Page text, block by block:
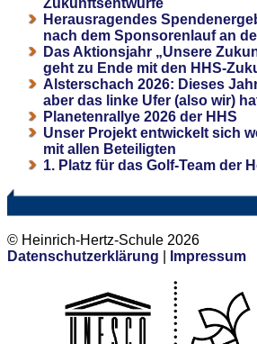
Herausragendes
nach dem Sponsorenlauf an
Das Aktionsjahr „Unsere
geht zu Ende mit den HHS-
Alsterschach 2026: Dieses
aber das linke Ufer (also wir)
Planetenrallye 2026 der HHS
Unser Projekt entwickelt sich
mit allen Beteiligten
1. Platz für das Golf-Team der
© Heinrich-Hertz-Schule 2026
Datenschutzerklärung
Impressum